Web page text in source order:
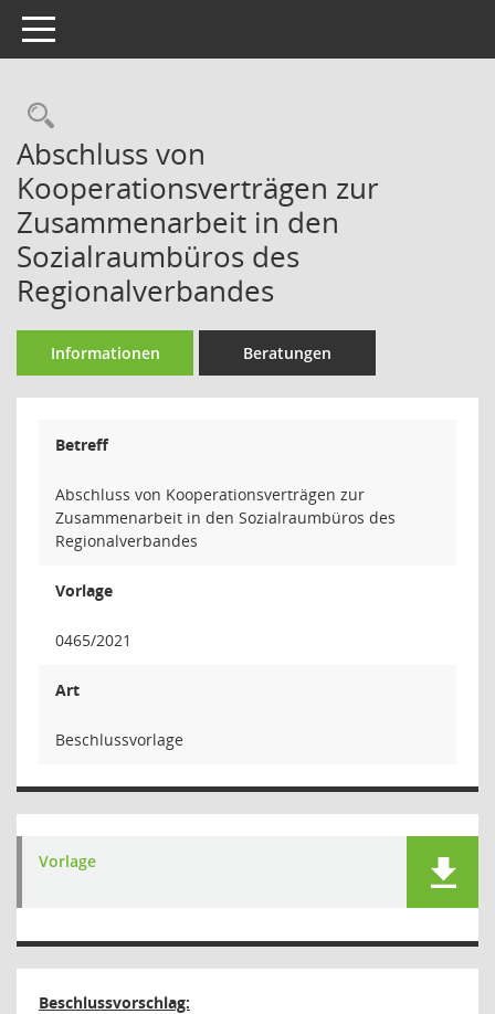
Toggle navigation
Rechercheauswahl
Abschluss von
Kooperationsverträgen zur
Zusammenarbeit in den
Sozialraumbüros des
Regionalverbandes
Informationen Beratungen
Betreff
Abschluss von Kooperationsverträgen zur
Zusammenarbeit in den Sozialraumbüros des
Regionalverbandes
Vorlage
0465/2021
Art
Beschlussvorlage
Vorlage
Beschlussvorschlag: